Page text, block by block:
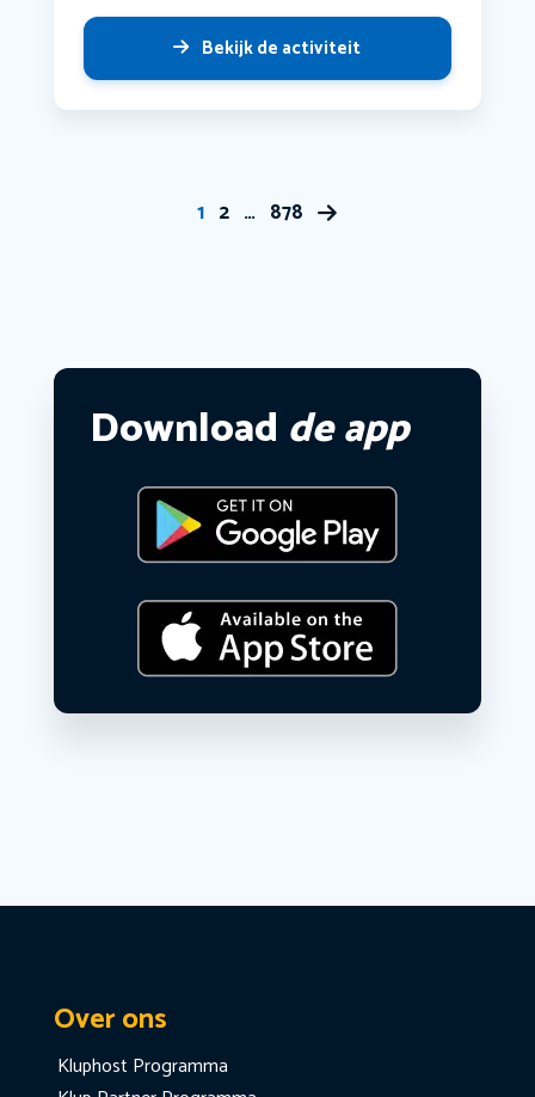
Bekijk de activiteit
1 2 … 878
Download de app
Over ons
Kluphost Programma